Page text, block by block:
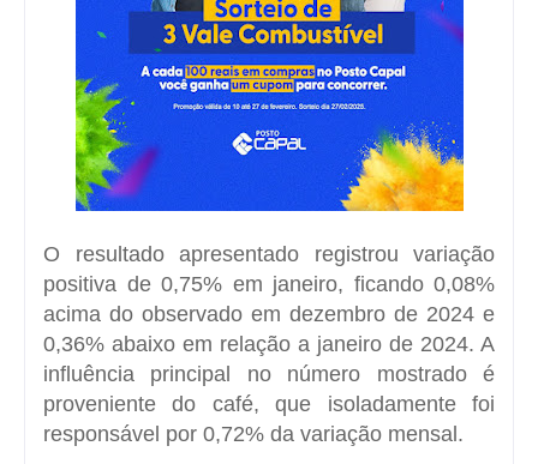
O resultado apresentado registrou variação
positiva de 0,75% em janeiro, ficando 0,08%
acima do observado em dezembro de 2024 e
0,36% abaixo em relação a janeiro de 2024. A
influência principal no número mostrado é
proveniente do café, que isoladamente foi
responsável por 0,72% da variação mensal.